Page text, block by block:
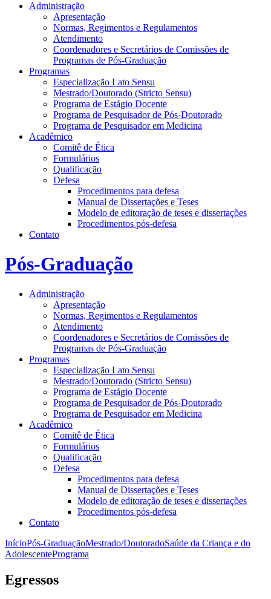
Administração
Apresentação
Normas, Regimentos e Regulamentos
Atendimento
Coordenadores e Secretários de Comissões de
Programas de Pós-Graduação
Programas
Especialização Lato Sensu
Mestrado/Doutorado (Stricto Sensu)
Programa de Estágio Docente
Programa de Pesquisador de Pós-Doutorado
Programa de Pesquisador em Medicina
Acadêmico
Comitê de Ética
Formulários
Qualificação
Defesa
Procedimentos para defesa
Manual de Dissertações e Teses
Modelo de editoração de teses e dissertações
Procedimentos pós-defesa
Contato
Pós-Graduação
Administração
Apresentação
Normas, Regimentos e Regulamentos
Atendimento
Coordenadores e Secretários de Comissões de
Programas de Pós-Graduação
Programas
Especialização Lato Sensu
Mestrado/Doutorado (Stricto Sensu)
Programa de Estágio Docente
Programa de Pesquisador de Pós-Doutorado
Programa de Pesquisador em Medicina
Acadêmico
Comitê de Ética
Formulários
Qualificação
Defesa
Procedimentos para defesa
Manual de Dissertações e Teses
Modelo de editoração de teses e dissertações
Procedimentos pós-defesa
Contato
InícioPós-GraduaçãoMestrado/DoutoradoSaúde da Criança e do
AdolescentePrograma
Egressos